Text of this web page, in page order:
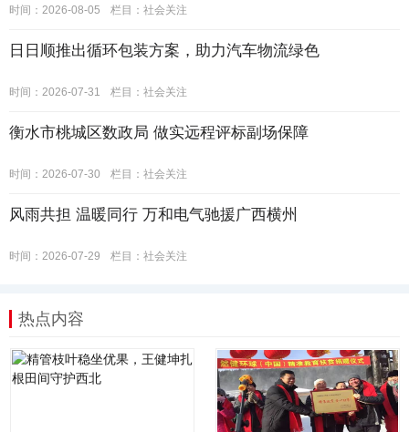
时间：2026-08-05 栏目： 社会关注
日日顺推出循环包装方案，助力汽车物流绿色
时间：2026-07-31 栏目： 社会关注
衡水市桃城区数政局 做实远程评标副场保障
时间：2026-07-30 栏目： 社会关注
风雨共担 温暖同行 万和电气驰援广西横州
时间：2026-07-29 栏目： 社会关注
热点内容